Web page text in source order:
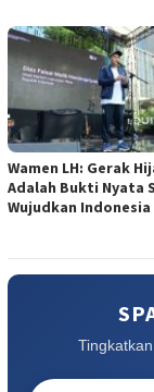
Wamen LH: Gerak
Adalah Bukti Nyata
Wujudkan Indonesia